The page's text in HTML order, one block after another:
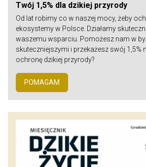
Twój 1,5% dla dzikiej przyrody
Od lat robimy co w naszej mocy, żeby
ekosystemy w Polsce. Działamy
waszemu wsparciu. Pomożesz nam w
skuteczniejszymi i przekażesz swój 1,5%
ochronę dzikiej przyrody?
POMAGAM